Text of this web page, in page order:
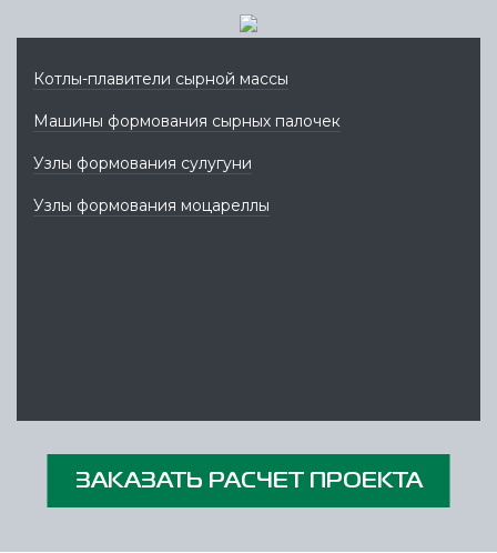
Котлы-плавители сырной массы
Машины формования сырных палочек
Узлы формования сулугуни
Узлы формования моцареллы
ЗАКАЗАТЬ РАСЧЕТ ПРОЕКТА